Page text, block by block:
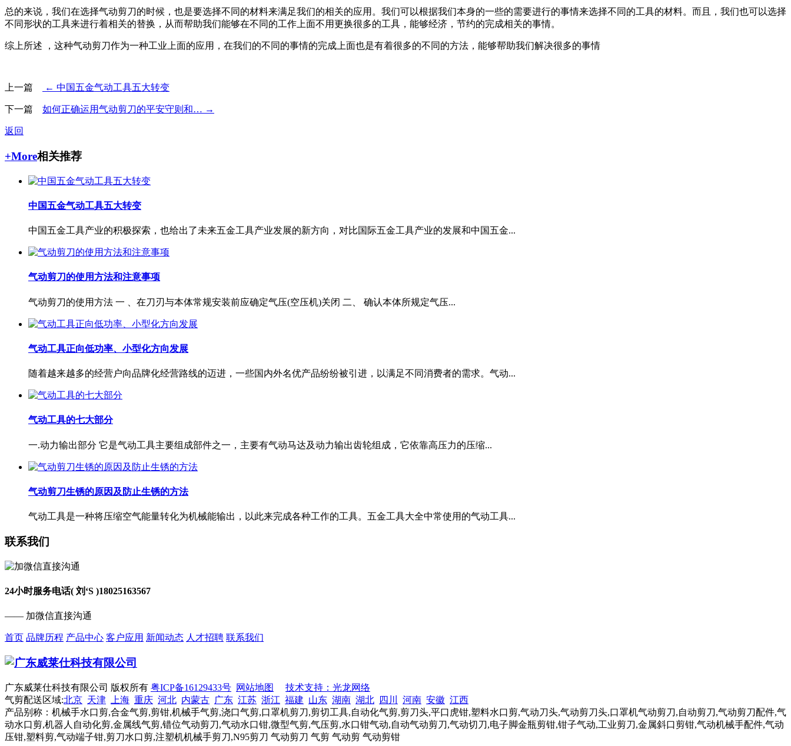
总的来说，我们在选择气动剪刀的时候，也是要选择不同的材料来满足我们的相关的应用。我们可以根据我们本身的一些的需要进行的事情来选择不同的工具的材料。而且，我们也可以选择
不同形状的工具来进行着相关的替换，从而帮助我们能够在不同的工作上面不用更换很多的工具，能够经济，节约的完成相关的事情。
综上所述 ，这种气动剪刀作为一种工业上面的应用，在我们的不同的事情的完成上面也是有着很多的不同的方法，能够帮助我们解决很多的事情
上一篇 ← 中国五金气动工具五大转变
下一篇 如何正确运用气动剪刀的平安守则和… →
返回
+More相关推荐
中国五金气动工具五大转变
中国五金工具产业的积极探索，也给出了未来五金工具产业发展的新方向，对比国际五金工具产业的发展和中国五金...
气动剪刀的使用方法和注意事项
气动剪刀的使用方法 一 、在刀刃与本体常规安装前应确定气压(空压机)关闭 二、 确认本体所规定气压...
气动工具正向低功率、小型化方向发展
随着越来越多的经营户向品牌化经营路线的迈进，一些国内外名优产品纷纷被引进，以满足不同消费者的需求。气动...
气动工具的七大部分
一.动力输出部分 它是气动工具主要组成部件之一，主要有气动马达及动力输出齿轮组成，它依靠高压力的压缩...
气动剪刀生锈的原因及防止生锈的方法
气动工具是一种将压缩空气能量转化为机械能输出，以此来完成各种工作的工具。五金工具大全中常使用的气动工具...
联系我们
24小时服务电话( 刘‘S )18025163567
—— 加微信直接沟通
首页 品牌历程 产品中心 客户应用 新闻动态 人才招聘 联系我们
广东威莱仕科技有限公司 版权所有 粤ICP备16129433号 网站地图
技术支持：光龙网络
气剪配送区域:北京 天津 上海 重庆 河北 内蒙古 广东 江苏 浙江 福建 山东 湖南 湖北 四川 河南 安徽 江西
产品别称：机械手水口剪,合金气剪,剪钳,机械手气剪,浇口气剪,口罩机剪刀,剪切工具,自动化气剪,剪刀头,平口虎钳,塑料水口剪,气动刀头,气动剪刀头,口罩机气动剪刀,自动剪刀,气动剪刀配件,气
动水口剪,机器人自动化剪,金属线气剪,错位气动剪刀,气动水口钳,微型气剪,气压剪,水口钳气动,自动气动剪刀,气动切刀,电子脚金瓶剪钳,钳子气动,工业剪刀,金属斜口剪钳,气动机械手配件,气动
压钳,塑料剪,气动端子钳,剪刀水口剪,注塑机机械手剪刀,N95剪刀 气动剪刀 气剪 气动剪 气动剪钳